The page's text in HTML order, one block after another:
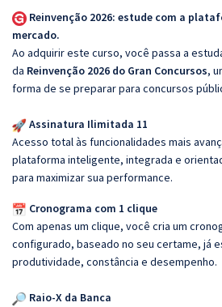
Reinvenção 2026: estude com a
mercado.
Ao adquirir este curso, você passa a
da Reinvenção 2026 do Gran Concursos,
forma de se preparar para concursos
Assinatura Ilimitada 11
Acesso total às funcionalidades mais
plataforma inteligente, integrada e
para maximizar sua performance.
Cronograma com 1 clique
Com apenas um clique, você cria um
configurado, baseado no seu certame, já
produtividade, constância e desempenho.
Raio-X da Banca